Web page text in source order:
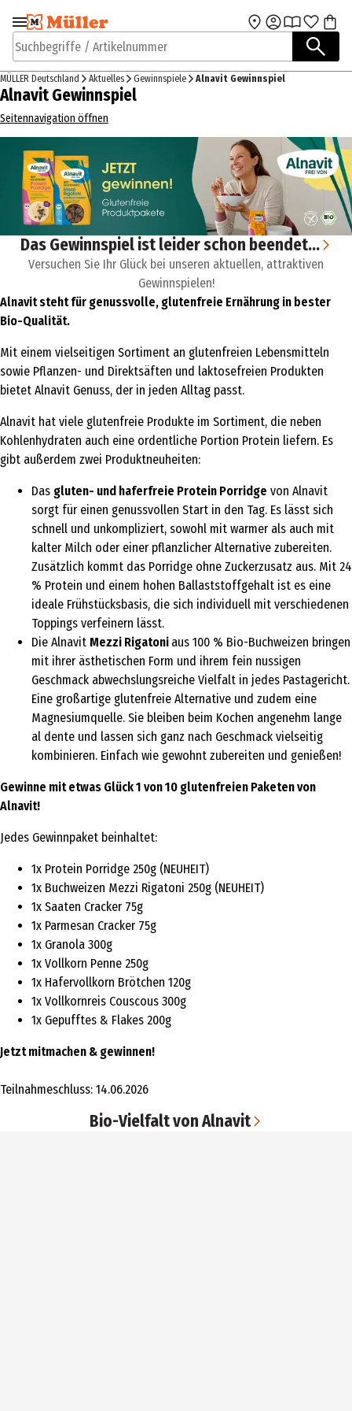
Zur Navigation
springen
Zum Hauptinhalt
Suchbegriffe / Artikelnummer
MÜLLER Deutschland Aktuelles Gewinnspiele Alnavit Gewinnspiel
Alnavit Gewinnspiel
Seitennavigation öffnen
Das Gewinnspiel ist leider schon beendet...
Versuchen Sie Ihr Glück bei unseren aktuellen, attraktiven
Gewinnspielen!
Alnavit steht für genussvolle, glutenfreie Ernährung in bester
Bio-Qualität.
Mit einem vielseitigen Sortiment an glutenfreien Lebensmitteln
sowie Pflanzen- und Direktsäften und laktosefreien Produkten
bietet Alnavit Genuss, der in jeden Alltag passt.
Alnavit hat viele glutenfreie Produkte im Sortiment, die neben
Kohlenhydraten auch eine ordentliche Portion Protein liefern. Es
gibt außerdem zwei Produktneuheiten:
Das gluten- und haferfreie Protein Porridge von Alnavit
sorgt für einen genussvollen Start in den Tag. Es lässt sich
schnell und unkompliziert, sowohl mit warmer als auch mit
kalter Milch oder einer pflanzlicher Alternative zubereiten.
Zusätzlich kommt das Porridge ohne Zuckerzusatz aus. Mit 24
% Protein und einem hohen Ballaststoffgehalt ist es eine
ideale Frühstücksbasis, die sich individuell mit verschiedenen
Toppings verfeinern lässt.
Die Alnavit Mezzi Rigatoni aus 100 % Bio-Buchweizen bringen
mit ihrer ästhetischen Form und ihrem fein nussigen
Geschmack abwechslungsreiche Vielfalt in jedes Pastagericht.
Eine großartige glutenfreie Alternative und zudem eine
Magnesiumquelle. Sie bleiben beim Kochen angenehm lange
al dente und lassen sich ganz nach Geschmack vielseitig
kombinieren. Einfach wie gewohnt zubereiten und genießen!
Gewinne mit etwas Glück 1 von 10 glutenfreien Paketen von
Alnavit!
Jedes Gewinnpaket beinhaltet:
1x Protein Porridge 250g (NEUHEIT)
1x Buchweizen Mezzi Rigatoni 250g (NEUHEIT)
1x Saaten Cracker 75g
1x Parmesan Cracker 75g
1x Granola 300g
1x Vollkorn Penne 250g
1x Hafervollkorn Brötchen 120g
1x Vollkornreis Couscous 300g
1x Gepufftes & Flakes 200g
Jetzt mitmachen & gewinnen!
Teilnahmeschluss: 14.06.2026
Bio-Vielfalt von Alnavit